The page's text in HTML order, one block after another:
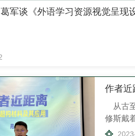
军谈《外语学习资源视觉呈现
作者近
从古
修斯戴
混进瑶